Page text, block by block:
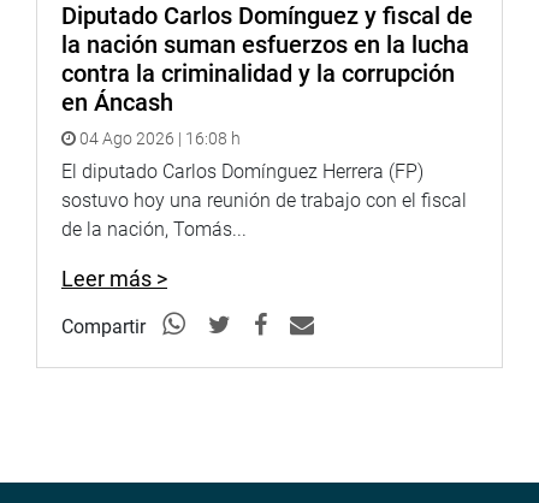
Diputado Carlos Domínguez y fiscal de
la nación suman esfuerzos en la lucha
contra la criminalidad y la corrupción
en Áncash
04 Ago 2026 | 16:08 h
El diputado Carlos Domínguez Herrera (FP)
sostuvo hoy una reunión de trabajo con el fiscal
de la nación, Tomás...
Leer más >
Compartir